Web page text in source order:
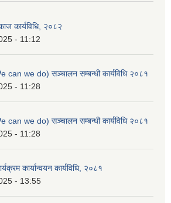
कार्यविधि, २०८२
- 11:12
can we do) सञ्चालन सम्बन्धी कार्यविधि २०८१
- 11:28
can we do) सञ्चालन सम्बन्धी कार्यविधि २०८१
- 11:28
कार्यान्वयन कार्यविधि, २०८१
- 13:55